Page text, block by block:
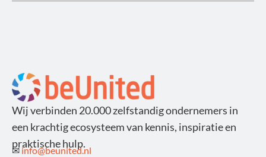
Wij verbinden 20.000 zelfstandig ondernemers in
een krachtig ecosysteem van kennis, inspiratie en
praktische hulp.
✉ info@beunited.nl